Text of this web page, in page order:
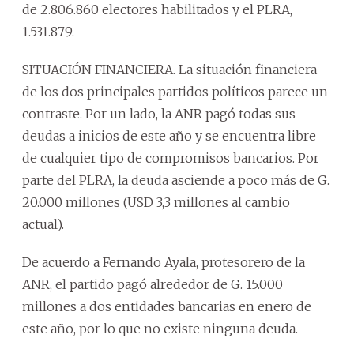
de 2.806.860 electores habilitados y el PLRA,
1.531.879.
SITUACIÓN FINANCIERA. La situación financiera
de los dos principales partidos políticos parece un
contraste. Por un lado, la ANR pagó todas sus
deudas a inicios de este año y se encuentra libre
de cualquier tipo de compromisos bancarios. Por
parte del PLRA, la deuda asciende a poco más de G.
20.000 millones (USD 3,3 millones al cambio
actual).
De acuerdo a Fernando Ayala, protesorero de la
ANR, el partido pagó alrededor de G. 15.000
millones a dos entidades bancarias en enero de
este año, por lo que no existe ninguna deuda.